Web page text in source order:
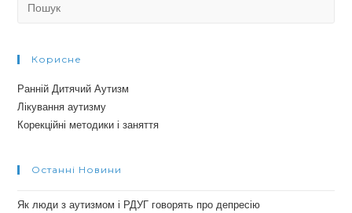
Корисне
Ранній Дитячий Аутизм
Лікування аутизму
Корекційні методики і заняття
Останні Новини
Як люди з аутизмом і РДУГ говорять про депресію